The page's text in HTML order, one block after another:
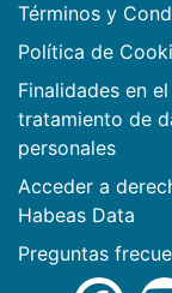
Términos y
Política de
Finalidades en el
tratamiento de
personales
Acceder a
Habeas Data
Preguntas